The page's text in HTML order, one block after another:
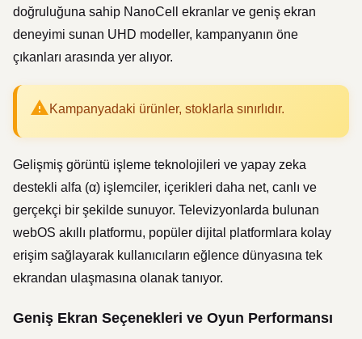
doğruluğuna sahip NanoCell ekranlar ve geniş ekran
deneyimi sunan UHD modeller, kampanyanın öne
çıkanları arasında yer alıyor.
Kampanyadaki ürünler, stoklarla sınırlıdır.
Gelişmiş görüntü işleme teknolojileri ve yapay zeka
destekli alfa (α) işlemciler, içerikleri daha net, canlı ve
gerçekçi bir şekilde sunuyor. Televizyonlarda bulunan
webOS akıllı platformu, popüler dijital platformlara kolay
erişim sağlayarak kullanıcıların eğlence dünyasına tek
ekrandan ulaşmasına olanak tanıyor.
Geniş Ekran Seçenekleri ve Oyun Performansı